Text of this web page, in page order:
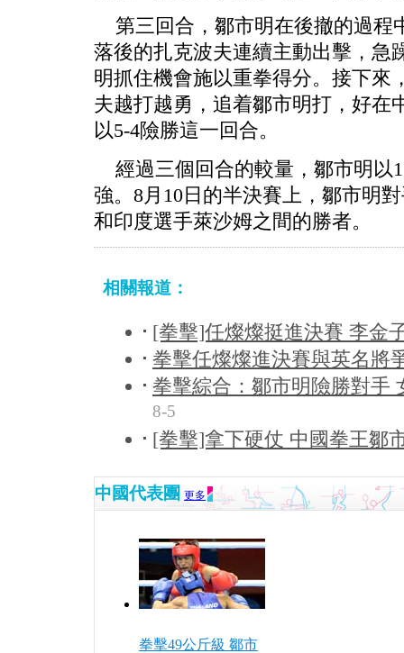
第三回合，鄒市明在後撤的過程
落後的扎克波夫連續主動出擊，急
明抓住機會施以重拳得分。接下來
夫越打越勇，追着鄒市明打，好在
以5-4險勝這一回合。
經過三個回合的較量，鄒市明以
強。 8月10日的半決賽上，鄒市明
和印度選手萊沙姆之間的勝者。
相關報道：
[拳擊]任燦燦挺進決賽 李金
拳擊任燦燦進決賽與英名將
拳擊綜合：鄒市明險勝對手
8-5
[拳擊]拿下硬仗 中國拳王鄒
中國代表團 更多
拳擊49公斤級 鄒市